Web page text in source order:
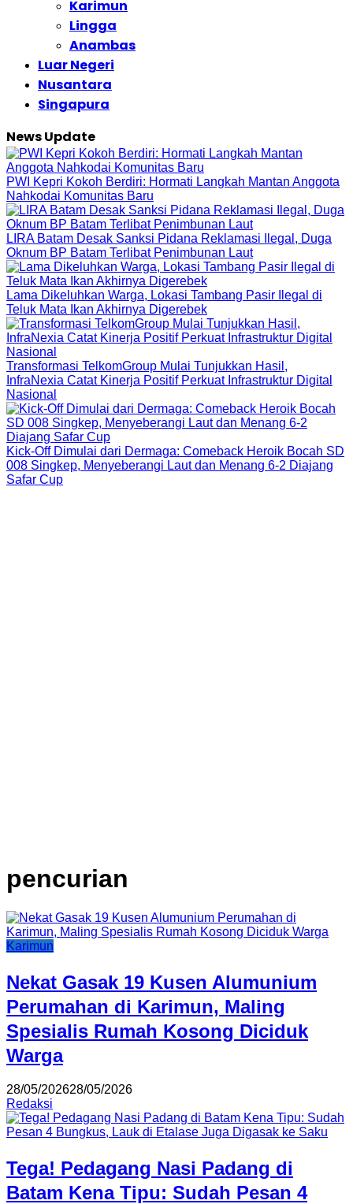
Karimun
Lingga
Anambas
Luar Negeri
Nusantara
Singapura
News Update
PWI Kepri Kokoh Berdiri: Hormati Langkah Mantan Anggota
Nahkodai Komunitas Baru
LIRA Batam Desak Sanksi Pidana Reklamasi Ilegal, Duga
Oknum BP Batam Terlibat Penimbunan Laut
Lama Dikeluhkan Warga, Lokasi Tambang Pasir Ilegal di
Teluk Mata Ikan Akhirnya Digerebek
Transformasi TelkomGroup Mulai Tunjukkan Hasil,
InfraNexia Catat Kinerja Positif Perkuat Infrastruktur Digital
Nasional
Kick-Off Dimulai dari Dermaga: Comeback Heroik Bocah SD
008 Singkep, Menyeberangi Laut dan Menang 6-2 Diajang
Safar Cup
pencurian
Karimun
Nekat Gasak 19 Kusen Alumunium
Perumahan di Karimun, Maling
Spesialis Rumah Kosong Diciduk
Warga
28/05/202628/05/2026
Redaksi
Tega! Pedagang Nasi Padang di
Batam Kena Tipu: Sudah Pesan 4